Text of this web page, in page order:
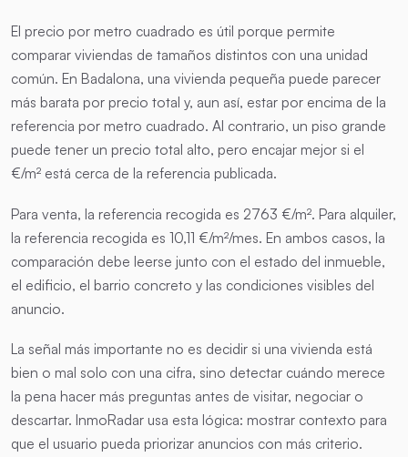
El precio por metro cuadrado es útil porque permite
comparar viviendas de tamaños distintos con una unidad
común. En Badalona, una vivienda pequeña puede parecer
más barata por precio total y, aun así, estar por encima de la
referencia por metro cuadrado. Al contrario, un piso grande
puede tener un precio total alto, pero encajar mejor si el
€/m² está cerca de la referencia publicada.
Para venta, la referencia recogida es 2763 €/m². Para alquiler,
la referencia recogida es 10,11 €/m²/mes. En ambos casos, la
comparación debe leerse junto con el estado del inmueble,
el edificio, el barrio concreto y las condiciones visibles del
anuncio.
La señal más importante no es decidir si una vivienda está
bien o mal solo con una cifra, sino detectar cuándo merece
la pena hacer más preguntas antes de visitar, negociar o
descartar. InmoRadar usa esta lógica: mostrar contexto para
que el usuario pueda priorizar anuncios con más criterio.